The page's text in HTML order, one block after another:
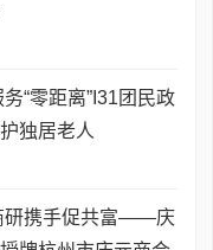
“零距离”I31团民政
独居老人
研携手促共富——庆